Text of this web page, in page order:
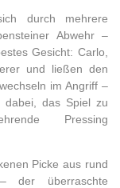
durch mehrere
Abwehr –
Gesicht: Carlo,
und ließen den
im Angriff –
das Spiel zu
Pressing
Picke aus rund
der überraschte